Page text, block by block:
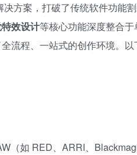
方案，打破了传统软件功能
效设计等核心功能深度整合
流程、一站式的创作环境。
（如 RED、ARRI、